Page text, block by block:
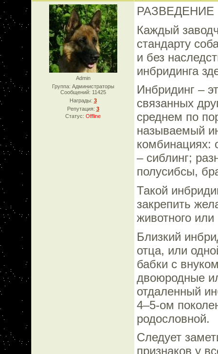
Admin
Группа: Администраторы
Сообщений: 11425
Награды: 3
Репутация: 3
Статус: Offline
РАЗВЕДЕНИЕ
Каждый
стандарту
и без
инбридинга
Инбридинг –
связанных
среднем по
называемый
комбинациях:
– сиблинг;
полусибсы,
Такой
закрепить
животного
Близкий
отца, или
бабки с
двоюродные
отдаленный
4–5-ом
родословной.
Следует
признаков у